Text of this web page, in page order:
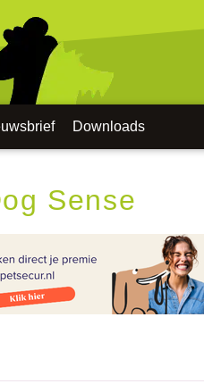
Downloads
Sense